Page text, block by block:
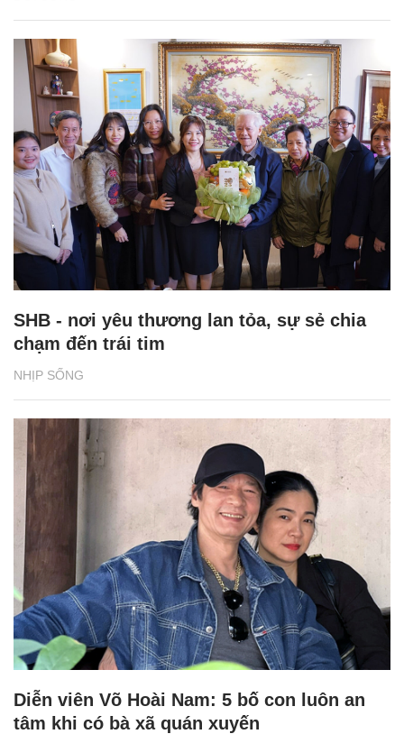
NHỊP SỐNG
SHB - nơi yêu thương lan tỏa, sự sẻ chia
chạm đến trái tim
Diễn viên Võ Hoài Nam: 5 bố con luôn an
tâm khi có bà xã quán xuyến